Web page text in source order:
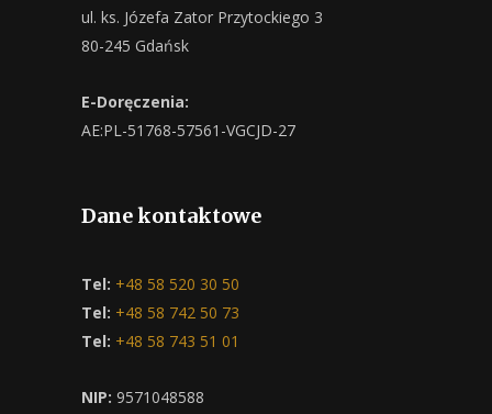
ul. ks. Józefa Zator Przytockiego 3
80-245 Gdańsk
E-Doręczenia:
AE:PL-51768-57561-VGCJD-27
Dane kontaktowe
Tel: +48 58 520 30 50
Tel: +48 58 742 50 73
Tel: +48 58 743 51 01
NIP: 9571048588